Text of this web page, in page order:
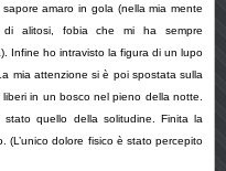
amaro in gola (nella mia mente
alitosi, fobia che mi ha sempre
Infine ho intravisto la figura di un lupo
mia attenzione si è poi spostata sulla
in un bosco nel pieno della notte.
quello della solitudine. Finita la
dolore fisico è stato percepito